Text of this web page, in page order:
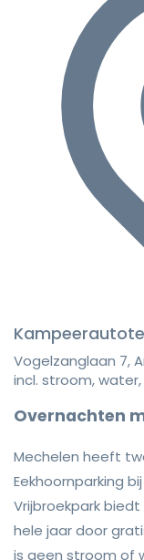
Vogelzanglaan 7,
incl. stroom, water,
Overnachten
Mechelen heeft
Eekhoornparking
Vrijbroekpark
hele jaar door
is geen stroom of